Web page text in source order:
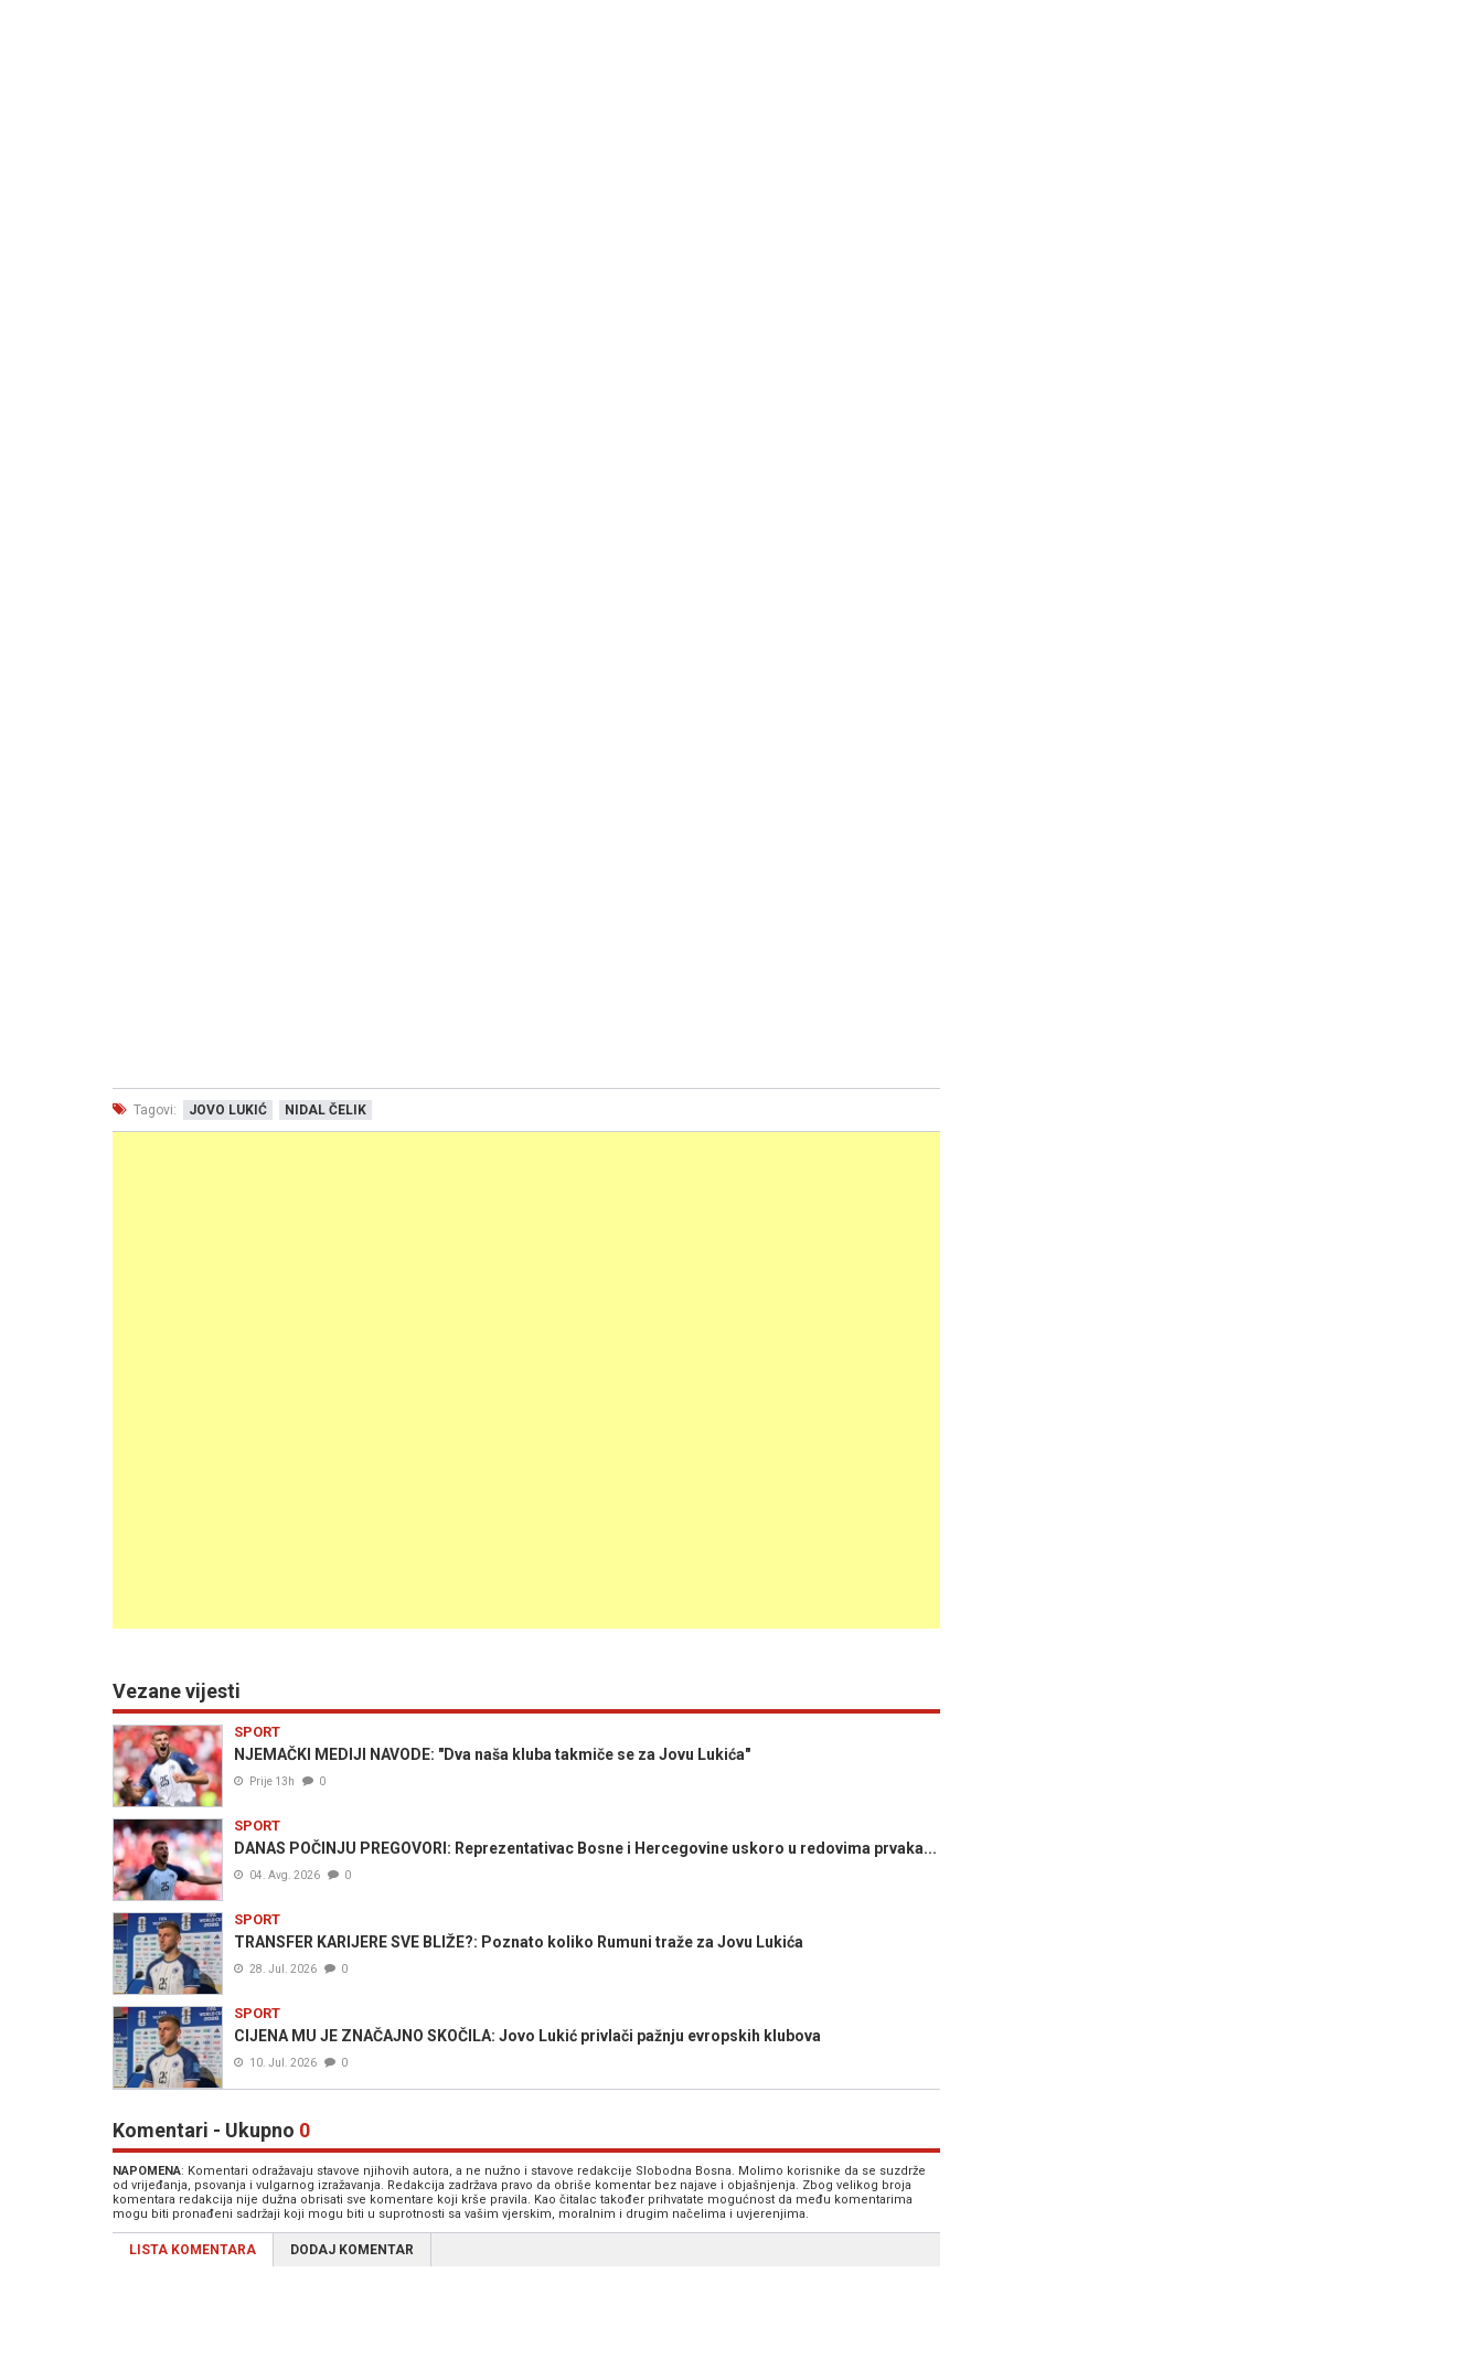
Tagovi: JOVO LUKIĆ NIDAL ČELIK
Vezane vijesti
SPORT
NJEMAČKI MEDIJI NAVODE: "Dva naša kluba takmiče se za Jovu Lukića"
Prije 13h 0
SPORT
DANAS POČINJU PREGOVORI: Reprezentativac Bosne i Hercegovine uskoro u redovima prvaka...
04. Avg. 2026 0
SPORT
TRANSFER KARIJERE SVE BLIŽE?: Poznato koliko Rumuni traže za Jovu Lukića
28. Jul. 2026 0
SPORT
CIJENA MU JE ZNAČAJNO SKOČILA: Jovo Lukić privlači pažnju evropskih klubova
10. Jul. 2026 0
Komentari - Ukupno 0
NAPOMENA: Komentari odražavaju stavove njihovih autora, a ne nužno i stavove redakcije Slobodna Bosna. Molimo korisnike da se suzdrže
od vrijeđanja, psovanja i vulgarnog izražavanja. Redakcija zadržava pravo da obriše komentar bez najave i objašnjenja. Zbog velikog broja
komentara redakcija nije dužna obrisati sve komentare koji krše pravila. Kao čitalac također prihvatate mogućnost da među komentarima
mogu biti pronađeni sadržaji koji mogu biti u suprotnosti sa vašim vjerskim, moralnim i drugim načelima i uvjerenjima.
LISTA KOMENTARA DODAJ KOMENTAR